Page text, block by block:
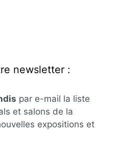
newsletter :
par e-mail la liste
et salons de la
expositions et